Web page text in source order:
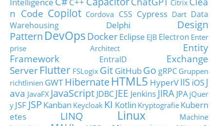
Citrix
n Code Copilot Cordova CSS Cypress Dart Data
Warehousing
Delphi
Design
Pattern DevOps DockerEclipse EJB Electron Enter
prise Architect
Entity
Framework
EntraID
Exchange
Server Flutter FSLogix Git GitHubGo gRPC Gruppen
richtlinien GWT HibernateHTML5 HyperVIIS iOSJ
ava JavaFX JavaScript JDBC JEE Jenkins JIRA JPA jQuer
y JSF JSP Kanban Keycloak KI Kotlin Kryptografie Kubern
etes
LINQ Linux
Machine